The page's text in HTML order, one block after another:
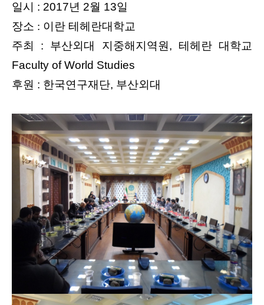
일시 : 2017년 2월 13일
장소 : 이란 테헤란대학교
주최 : 부산외대 지중해지역원, 테헤란 대학교
Faculty of World Studies
후원 : 한국연구재단, 부산외대